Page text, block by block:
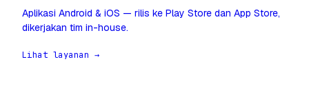
Aplikasi Android & iOS — rilis ke Play Store dan App Store,
dikerjakan tim in-house.
Lihat layanan →